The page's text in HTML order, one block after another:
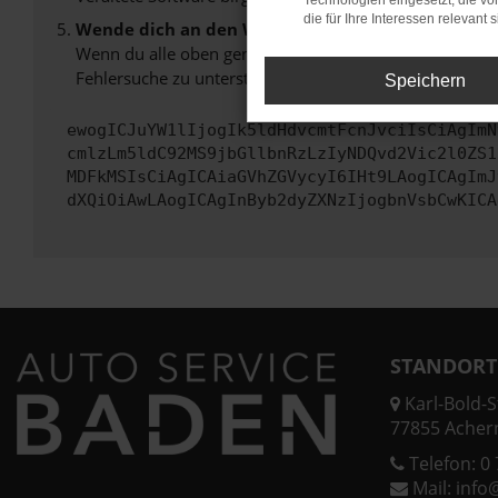
Wende dich an den Webseitenbetreiber.
Wenn du alle oben genannten Schritte versucht hast,
Fehlersuche zu unterstützen:
Karl-Bold-
77855
Telefon: 0
Mail:
die für Ihre Interessen relevant
Speichern